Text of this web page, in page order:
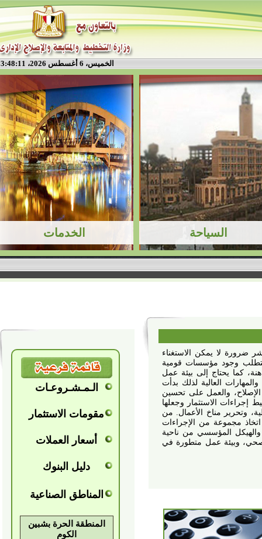
الخميس، 6 أغسطس 2026، 3:48:11 م
لا يمكن الاستغناء
وجود مؤسسات قومية
يحتاج إلى بيئة عمل
العالية لذلك بدأت
والعمل على تحسين
الاستثمار وجعلها
وتحرير مناخ الأعمال. من
من الإجراءات
المؤسسي من ناحية
وبيئة عمل متطورة في